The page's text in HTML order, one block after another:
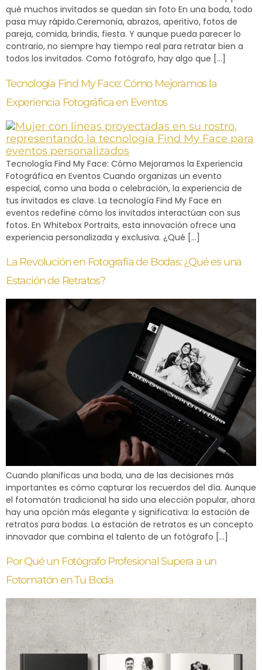
qué muchos invitados se quedan sin foto En una boda, todo
pasa muy rápido.Ceremonia, abrazos, aperitivo, fotos de
pareja, comida, brindis, fiesta. Y aunque pueda parecer lo
contrario, no siempre hay tiempo real para retratar bien a
todos los invitados. Como fotógrafo, hay algo que […]
Tecnología Find My Face: Cómo Mejoramos la
Experiencia Fotográfica en Eventos
Tecnología Find My Face: Cómo Mejoramos la Experiencia
Fotográfica en Eventos Cuando organizas un evento
especial, como una boda o celebración, la experiencia de
tus invitados es clave. La tecnología Find My Face en
eventos redefine cómo los invitados interactúan con sus
fotos. En Whitebox Portraits, esta innovación ofrece una
experiencia personalizada y exclusiva. ¿Qué […]
La Revolución en Fotografía de Bodas: ¿Qué es una
Estación de Retratos?
Cuando planificas una boda, una de las decisiones más
importantes es cómo capturar los recuerdos del día. Aunque
el fotomatón tradicional ha sido una elección popular, ahora
hay una opción más elegante y significativa: la estación de
retratos para bodas. La estación de retratos es un concepto
innovador que combina el talento de un fotógrafo […]
Por Qué un Fotógrafo Profesional Supera a un
Fotomatón en Tu Boda